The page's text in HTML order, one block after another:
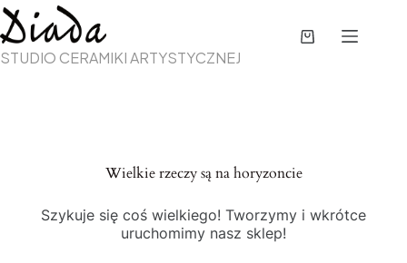
STUDIO CERAMIKI ARTYSTYCZNEJ
Wielkie rzeczy są na horyzoncie
Szykuje się coś wielkiego! Tworzymy i wkrótce
uruchomimy nasz sklep!